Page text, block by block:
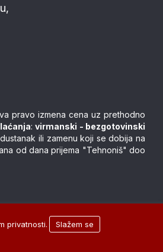
pravo izmena cena uz prethodno
:virmanski - bezgotovinski
ili zamenu koji se dobija na
od dana prijema "Tehnoniš" doo
privatnosti. Slažem se